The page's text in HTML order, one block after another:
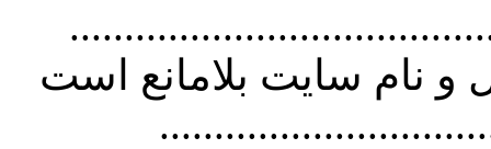
استفاده از
نام سايت بلامانع است